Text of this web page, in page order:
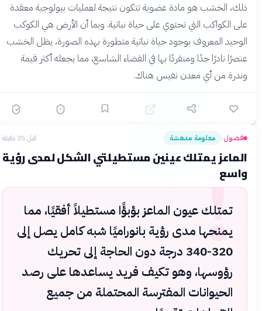
ذلك، الخشب هو مادة عضوية تتكون نتيجة لعمليات بيولوجية معقدة
على الكواكب التي تحتوي على حياة نباتية. وبما أن الأرض هي الكوكب
الوحيد المعروف بوجود حياة نباتية متطورة بهذه الصورة، يظل الخشب
عنصرًا نادرًا جدًا ومنفردًا بها في الفضاء الشاسع، مما يجعله أكثر قيمة
وندرة من أي معدن نفيس هناك.
فضول› معلومة مدهشة قبل 35 دقيقة
الماعز يمتلك عينين مستطيلتي الشكل لمدى رؤية
واسع
!
تمتلك عيون الماعز بؤبؤًا مستطيلاً أفقيًا، مما
يمنحها مدى رؤية بانوراميًا شبه كامل يصل إلى
320-340 درجة دون الحاجة إلى تحريك
رؤوسها، وهو تكيف فريد يساعدها على رصد
الحيوانات المفترسة المحتملة من جميع